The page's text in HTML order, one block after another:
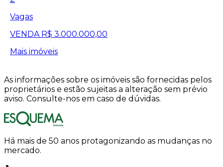
Vagas
VENDA R$ 3.000.000,00
Mais imóveis
As informações sobre os imóveis são fornecidas pelos
proprietários e estão sujeitas a alteração sem prévio
aviso. Consulte-nos em caso de dúvidas.
Há mais de 50 anos protagonizando as mudanças no
mercado.